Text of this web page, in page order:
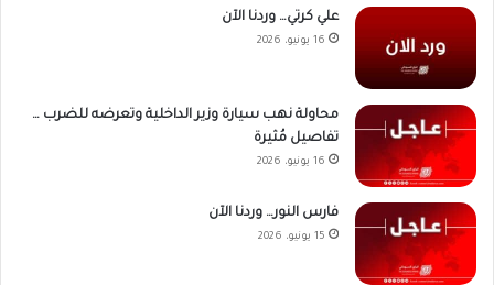
علي كرتي… وردنا الآن
16 يونيو، 2026
محاولة نهب سيارة وزير الداخلية وتعرضه للضرب …
تفاصيل مُثيرة
16 يونيو، 2026
فارس النور… وردنا الآن
15 يونيو، 2026